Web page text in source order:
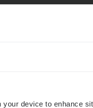
device to enhance